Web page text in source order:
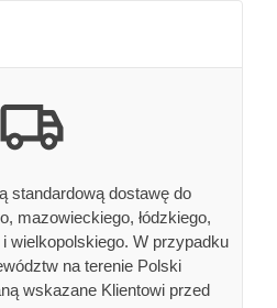
standardową dostawę do
mazowieckiego, łódzkiego,
wielkopolskiego. W przypadku
na terenie Polski
wskazane Klientowi przed